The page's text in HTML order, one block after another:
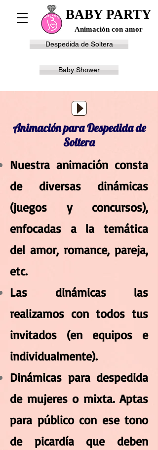
BABY PARTY
Animación con amor
Baby Shower
Despedida de Soltera
Animación para Despedida de
Soltera
Nuestra animación consta
de diversas dinámicas
(juegos y concursos),
enfocadas a la temática
del amor, romance, pareja,
etc.
Las dinámicas las
realizamos con todos tus
invitados (en equipos e
individualmente).
Dinámicas para despedida
de mujeres o mixta. Aptas
para público con ese tono
de picardía que deben